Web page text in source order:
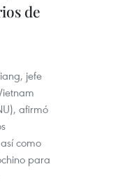
de
jefe
afirmó
como
para